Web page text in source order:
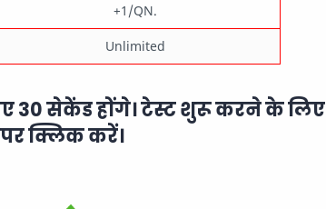
+1/QN.
Unlimited
30 सेकेंड होंगे। टेस्ट शुरू करने के लिए
क्लिक करें।